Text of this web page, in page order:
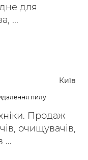
для
...
Київ
пилу
Продаж
очищувачів,
...